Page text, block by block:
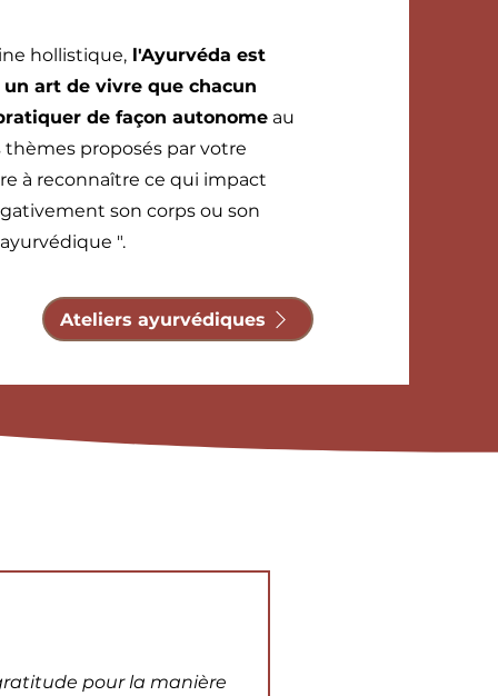
hollistique, l'Ayurvéda est
art de vivre que chacun
de façon autonome au
thèmes proposés par votre
à reconnaître ce qui impact
son corps ou son
".
Ateliers ayurvédiques
pour la manière